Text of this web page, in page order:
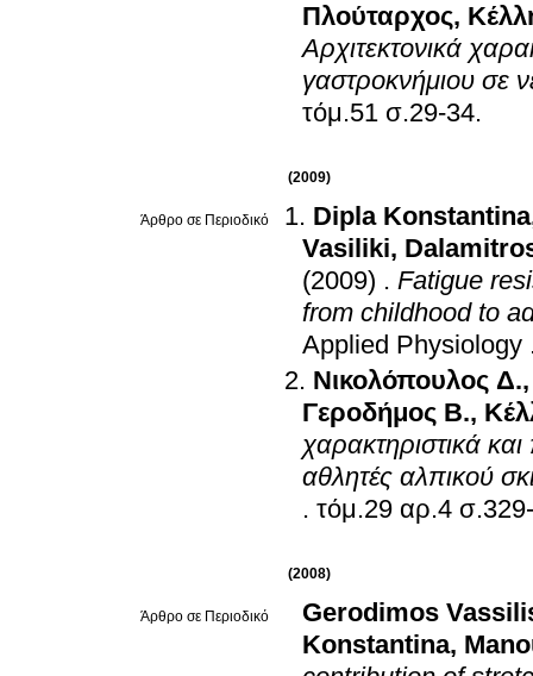
Πλούταρχος,
Αρχιτεκτονικά
γαστροκνήμιου σε
τόμ.51 σ.29-34.
(2009)
Άρθρο σε Περιοδικό Dipla Konstantina
Vasiliki,
(2009) . Fatigue
from childhood to
Applied Physiology
Νικολόπουλος Δ.
Γεροδήμος Β.,
χαρακτηριστικά
αθλητές αλπικού
.
τόμ.29 αρ.4
(2008)
Άρθρο σε Περιοδικό
Gerodimos
Konstantina,